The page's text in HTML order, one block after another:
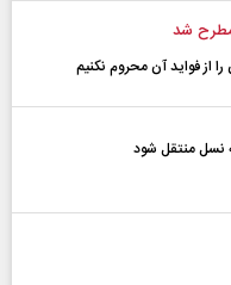
مطرح شد
از فواید آن محروم نکنیم
نسل منتقل شود